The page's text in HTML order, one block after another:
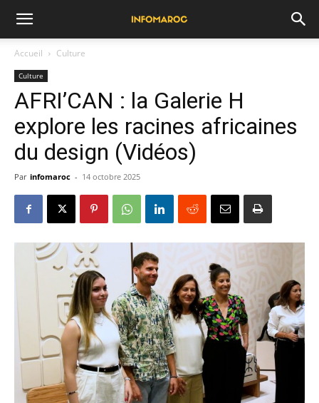
Accueil Culture
Culture
AFRI’CAN : la Galerie H
explore les racines africaines
du design (Vidéos)
Par infomaroc - 14 octobre 2025